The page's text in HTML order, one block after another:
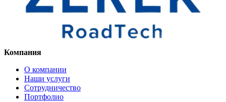
Компания
О компании
Наши услуги
Сотрудничество
Портфолио